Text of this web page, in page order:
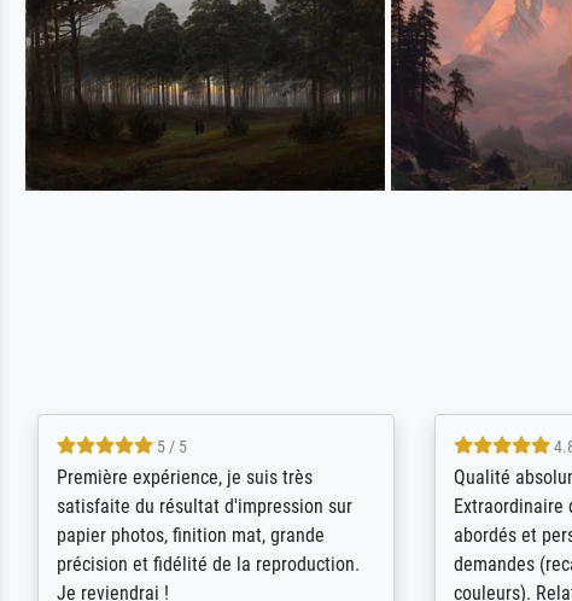
4.5 / 5
ik beoordeel Meisterdrucke zeer
positief. Door de 69505 beschikbare
kunstenaars scrollen is echter
onbegonnen werk (na stoppen begint
het weer van voor af aan). Als er naar
5
Wow....ich bin
erstaunt.
Erwartungen
der Ablauf der
Kompliment.